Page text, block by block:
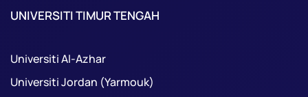
UNIVERSITI TIMUR TENGAH
Universiti Al-Azhar
Universiti Jordan (Yarmouk)